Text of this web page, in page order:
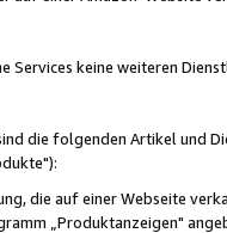
Services keine weiteren
die folgenden Artikel und
die auf einer Webseite
„Produktanzeigen"